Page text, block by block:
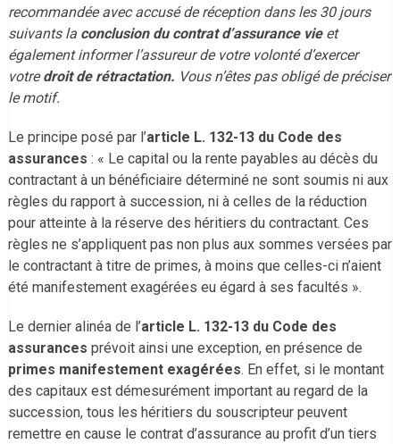
recommandée avec accusé de réception dans les 30 jours
suivants la conclusion du contrat d’assurance vie et
également informer l’assureur de votre volonté d’exercer
votredroit de rétractation. Vous n’êtes pas obligé de préciser
le motif.
Le principe posé par l’article L. 132-13 du Code des
assurances : « Le capital ou la rente payables au décès du
contractant à un bénéficiaire déterminé ne sont soumis ni aux
règles du rapport à succession, ni à celles de la réduction
pour atteinte à la réserve des héritiers du contractant. Ces
règles ne s’appliquent pas non plus aux sommes versées par
le contractant à titre de primes, à moins que celles-ci n’aient
été manifestement exagérées eu égard à ses facultés ».
Le dernier alinéa de l’article L. 132-13 du Code des
assurances prévoit ainsi une exception, en présence de
primes manifestement exagérées. En effet, si le montant
des capitaux est démesurément important au regard de la
succession, tous les héritiers du souscripteur peuvent
remettre en cause le contrat d’assurance au profit d’un tiers